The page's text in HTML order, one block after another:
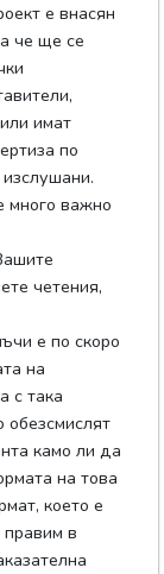
е внасян
че ще се
имат
по
много важно
четения,
е по скоро
на
с така
обезсмислят
камо ли да
на това
което е
правим в